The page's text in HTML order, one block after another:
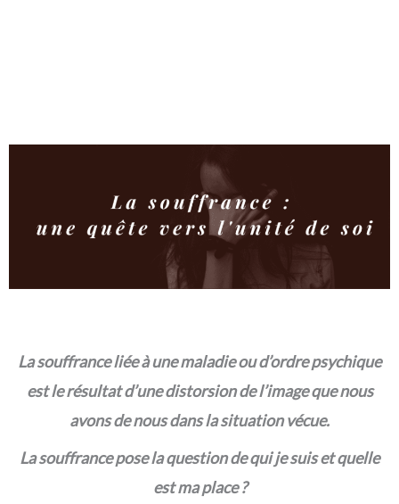
La souffrance liée à une maladie ou d’ordre psychique
est le résultat d’une distorsion de l’image que nous
avons de nous dans la situation vécue.
La souffrance pose la question de qui je suis et quelle
est ma place ?